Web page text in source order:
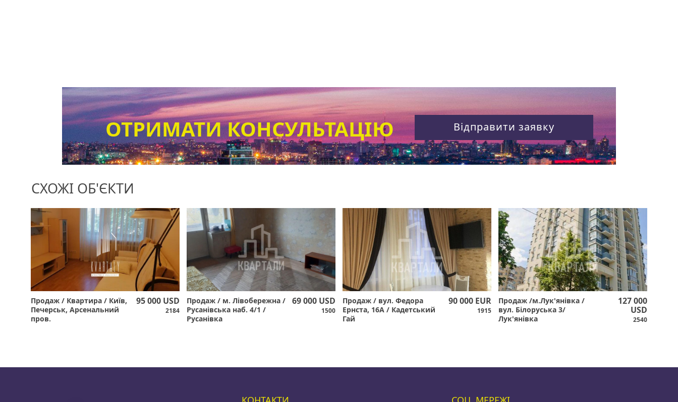
ОТРИМАТИ КОНСУЛЬТАЦІЮ Відправити заявку
СХОЖІ ОБ'ЄКТИ
Продаж / Квартира / Київ,
Печерськ, Арсенальний
пров.
95 000 USD
2184
Продаж / м. Лівобережна /
Русанівська наб. 4/1 /
Русанівка
69 000 USD
1500
Продаж / вул. Федора
Ернста, 16А / Кадетський
Гай
90 000 EUR
1915
Продаж /м.Лук'янівка /
вул. Білоруська 3/
Лук'янівка
127 000
USD
2540